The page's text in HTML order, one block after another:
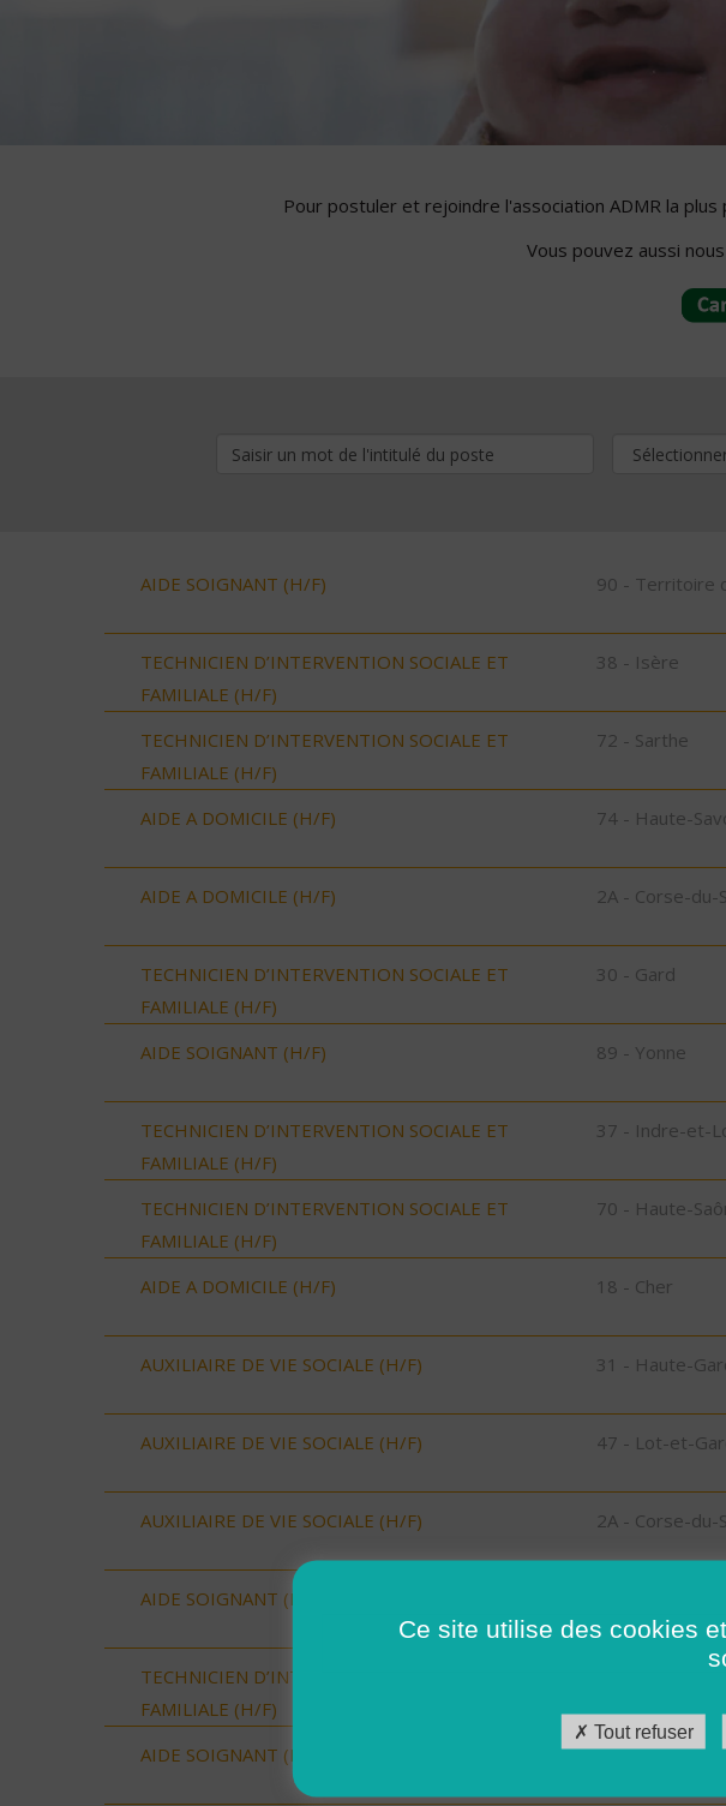
Pour postuler et rejoindre l'association ADMR la
Vous pouvez aussi
AIDE SOIGNANT (H/F) 90 - Territoire
TECHNICIEN D’INTERVENTION SOCIALE ET
FAMILIALE (H/F)
38 - Isère
TECHNICIEN D’INTERVENTION SOCIALE ET
FAMILIALE (H/F)
72 - Sarthe
AIDE A DOMICILE (H/F) 74 - Haute-
AIDE A DOMICILE (H/F) 2A - Corse-du-
TECHNICIEN D’INTERVENTION SOCIALE ET
FAMILIALE (H/F)
30 - Gard
AIDE SOIGNANT (H/F) 89 - Yonne
TECHNICIEN D’INTERVENTION SOCIALE ET
FAMILIALE (H/F)
37 - Indre-et-
TECHNICIEN D’INTERVENTION SOCIALE ET
FAMILIALE (H/F)
70 - Haute-
AIDE A DOMICILE (H/F) 18 - Cher
AUXILIAIRE DE VIE SOCIALE (H/F) 31 - Haute-
AUXILIAIRE DE VIE SOCIALE (H/F) 47 - Lot-et-
AUXILIAIRE DE VIE SOCIALE (H/F) 2A - Corse-du-
AIDE SOIGNANT (H/F)
TECHNICIEN D’INTERVENTION SOCIALE ET
FAMILIALE (H/F)
AIDE SOIGNANT (H/F) 06 - Alpes-
Ce site utilise des cookies
Tout refuser